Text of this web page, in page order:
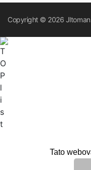
Copyright © 2026
Tato